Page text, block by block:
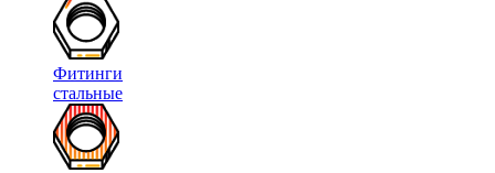
Фитинги
стальные